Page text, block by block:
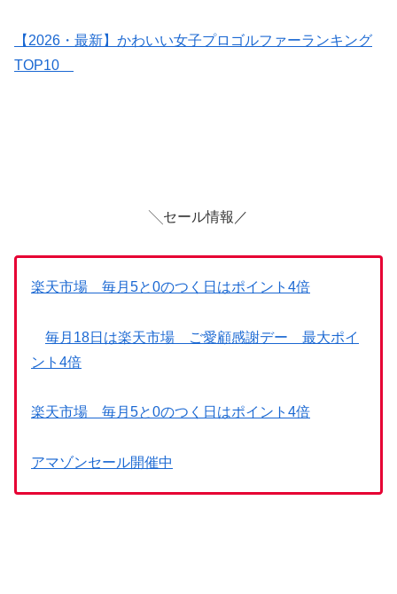
【2026・最新】かわいい女子プロゴルファーランキング
TOP10
╲セール情報／
楽天市場 毎月5と0のつく日はポイント4倍
毎月18日は楽天市場 ご愛顧感謝デー 最大ポイ
ント4倍
楽天市場 毎月5と0のつく日はポイント4倍
アマゾンセール開催中